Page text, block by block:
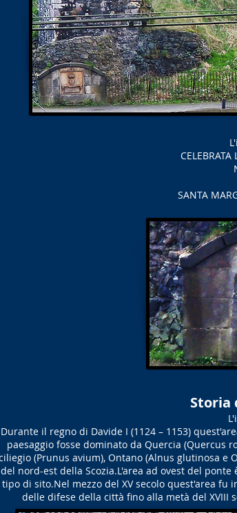
SANTA
Storia
Durante il regno di Davide I (1124 – 1153)
paesaggio fosse dominato da Quercia (Quercus
(Prunus avium), Ontano (Alnus glutinosa
del nord-est della Scozia.L'area ad ovest del
tipo di sito.Nel mezzo del XV secolo quest'area
delle difese della città fino alla metà del XVIII